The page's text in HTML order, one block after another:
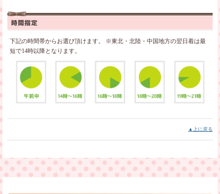
下記の時間帯からお選び頂けます。
※東北・北陸・中国地方の翌日着は最
短で14時以降となります。
▲上に戻る